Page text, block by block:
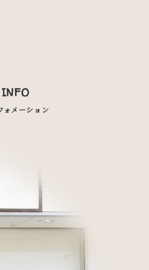
INFO
ォメーション